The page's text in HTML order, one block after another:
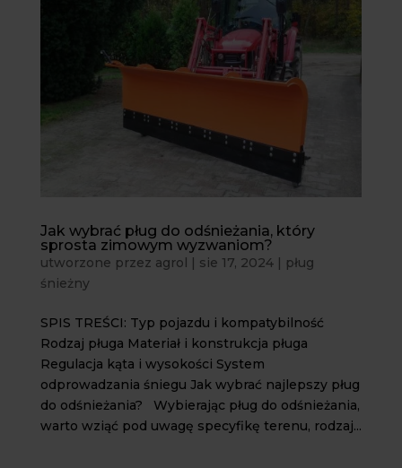
Biuro obsługi klienta czynne Pn-Sb: 8:00 – 20:00
Jak wybrać pług do odśnieżania, który
sprosta zimowym wyzwaniom?
utworzone przez agrol | sie 17, 2024| pług
śnieżny
SPIS TREŚCI: Typ pojazdu i kompatybilność
Rodzaj pługa Materiał i konstrukcja pługa
Regulacja kąta i wysokości System
odprowadzania śniegu Jak wybrać najlepszy pług
do odśnieżania? Wybierając pług do odśnieżania,
warto wziąć pod uwagę specyfikę terenu, rodzaj...